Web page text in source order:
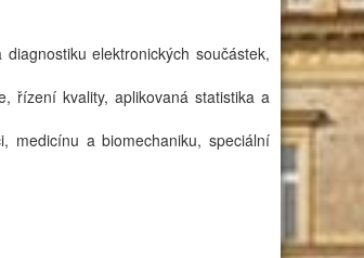
elektronických součástek,
řízení kvality, aplikovaná statistika a
medicínu a biomechaniku, speciální